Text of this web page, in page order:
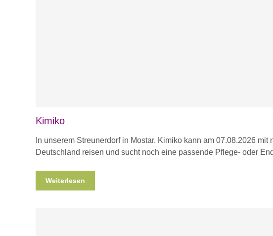
Kimiko
In unserem Streunerdorf in Mostar. Kimiko kann am 07.08.2026 mit
Deutschland reisen und sucht noch eine passende Pflege- oder
Weiterlesen